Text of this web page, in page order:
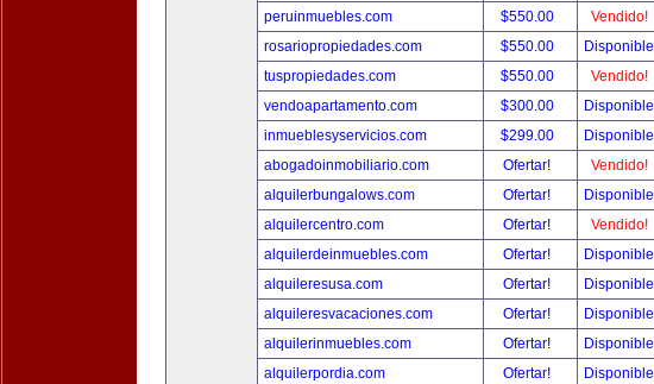
peruinmuebles.com
$550.00
Vendido!
rosariopropiedades.com
$550.00
Disponible
tuspropiedades.com
$550.00
Vendido!
vendoapartamento.com
$300.00
Disponible
inmueblesyservicios.com
$299.00
Disponible
abogadoinmobiliario.com
Ofertar!
Vendido!
alquilerbungalows.com
Ofertar!
Disponible
alquilercentro.com
Ofertar!
Vendido!
alquilerdeinmuebles.com
Ofertar!
Disponible
alquileresusa.com
Ofertar!
Disponible
alquileresvacaciones.com
Ofertar!
Disponible
alquilerinmuebles.com
Ofertar!
Disponible
alquilerpordia.com
Ofertar!
Disponible